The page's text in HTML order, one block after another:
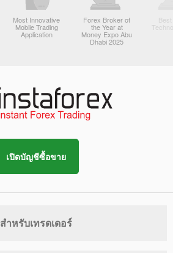
Most Innovative
Mobile Trading
Application
Forex Broker of
the Year at
Money Expo Abu
Dhabi 2025
เปิดบัญชีซื้อขาย
สำหรับเทรดเดอร์